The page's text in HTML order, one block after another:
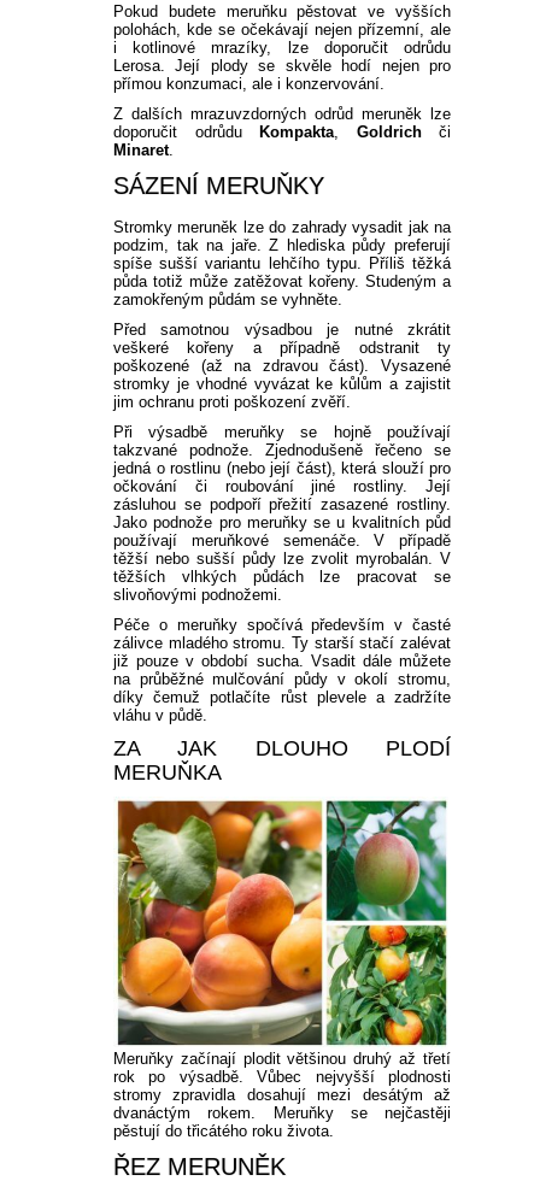
Pokud budete meruňku pěstovat ve vyšších
polohách, kde se očekávají nejen přízemní, ale
i kotlinové mrazíky, lze doporučit odrůdu
Lerosa. Její plody se skvěle hodí nejen pro
přímou konzumaci, ale i konzervování.
Z dalších mrazuvzdorných odrůd meruněk lze
doporučit odrůdu Kompakta Goldrichči
Minaret.
SÁZENÍ MERUŇKY
Stromky meruněk lze do zahrady vysadit jak na
podzim, tak na jaře. Z hlediska půdy preferují
spíše sušší variantu lehčího typu. Příliš těžká
půda totiž může zatěžovat kořeny. Studeným a
zamokřeným půdám se vyhněte.
Před samotnou výsadbou je nutné zkrátit
veškeré kořeny a případně odstranit ty
poškozené (až na zdravou část). Vysazené
stromky je vhodné vyvázat ke kůlům a zajistit
jim ochranu proti poškození zvěří.
Při výsadbě meruňky se hojně používají
takzvané podnože. Zjednodušeně řečeno se
jedná o rostlinu (nebo její část), která slouží pro
očkování či roubování jiné rostliny. Její
zásluhou se podpoří přežití zasazené rostliny.
Jako podnože pro meruňky se u kvalitních půd
používají meruňkové semenáče. V případě
těžší nebo sušší půdy lze zvolit myrobalán. V
těžších vlhkých půdách lze pracovat se
slivoňovými podnožemi.
Péče o meruňky spočívá především v časté
zálivce mladého stromu. Ty starší stačí zalévat
již pouze v období sucha. Vsadit dále můžete
na průběžné mulčování půdy v okolí stromu,
díky čemuž potlačíte růst plevele a zadržíte
vláhu v půdě.
ZA JAK DLOUHO PLODÍ
MERUŇKA
Meruňky začínají plodit většinou druhý až třetí
rok po výsadbě. Vůbec nejvyšší plodnosti
stromy zpravidla dosahují mezi desátým až
dvanáctým rokem. Meruňky se nejčastěji
pěstují do třicátého roku života.
ŘEZ MERUNĚK